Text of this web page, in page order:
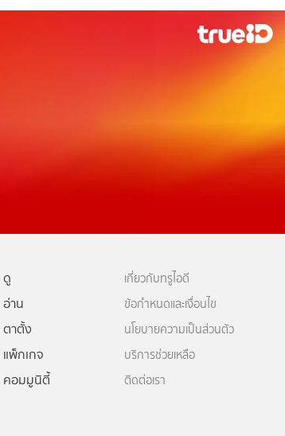
ดู
อ่าน
ตาตั้ง
แพ็กเกจ
คอมมูนิตี้
เกี่ยวกับทรูไอดี
ข้อกำหนดและเงื่อนไข
นโยบายความเป็นส่วนตัว
บริการช่วยเหลือ
ติดต่อเรา